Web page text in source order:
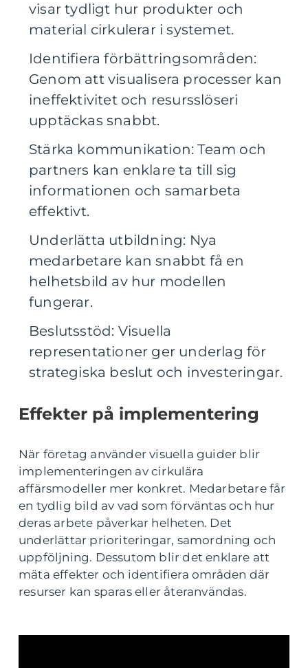
visar tydligt hur produkter och
material cirkulerar i systemet.
Identifiera förbättringsområden:
Genom att visualisera processer kan
ineffektivitet och resursslöseri
upptäckas snabbt.
Stärka kommunikation: Team och
partners kan enklare ta till sig
informationen och samarbeta
effektivt.
Underlätta utbildning: Nya
medarbetare kan snabbt få en
helhetsbild av hur modellen
fungerar.
Beslutsstöd: Visuella
representationer ger underlag för
strategiska beslut och investeringar.
Effekter på implementering
När företag använder visuella guider blir
implementeringen av cirkulära
affärsmodeller mer konkret. Medarbetare får
en tydlig bild av vad som förväntas och hur
deras arbete påverkar helheten. Det
underlättar prioriteringar, samordning och
uppföljning. Dessutom blir det enklare att
mäta effekter och identifiera områden där
resurser kan sparas eller återanvändas.